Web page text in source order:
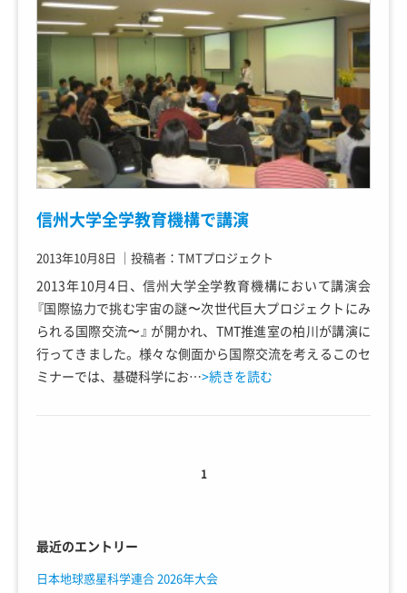
信州大学全学教育機構で講演
2013年10月8日 ｜ 投稿者：TMTプロジェクト
2013年10月4日、信州大学全学教育機構において講演会
『国際協力で挑む宇宙の謎〜次世代巨大プロジェクトにみ
られる国際交流〜』 が開かれ、TMT推進室の柏川が講演に
行ってきました。様々な側面から国際交流を考えるこのセ
ミナーでは、基礎科学にお…>続きを読む
1
最近のエントリー
日本地球惑星科学連合 2026年大会